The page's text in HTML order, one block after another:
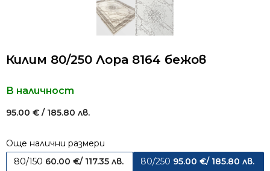
Килим 80/250 Лора 8164 бежов
В наличност
95.00 € / 185.80 лв.
Още налични размери
80/150 60.00 €/ 117.35 лв. 80/250 95.00€/ 185.80 лв.